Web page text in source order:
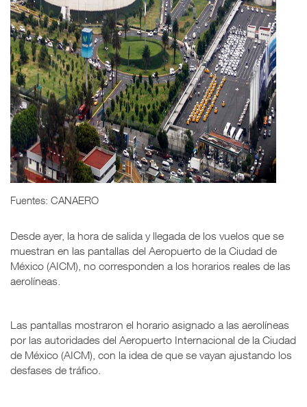
Fuentes: CANAERO
Desde ayer, la hora de salida y llegada de los vuelos que se
muestran en las pantallas del Aeropuerto de la Ciudad de
México (AICM), no corresponden a los horarios reales de las
aerolíneas.
Las pantallas mostraron el horario asignado a las aerolíneas
por las autoridades del Aeropuerto Internacional de la Ciudad
de México (AICM), con la idea de que se vayan ajustando los
desfases de tráfico.